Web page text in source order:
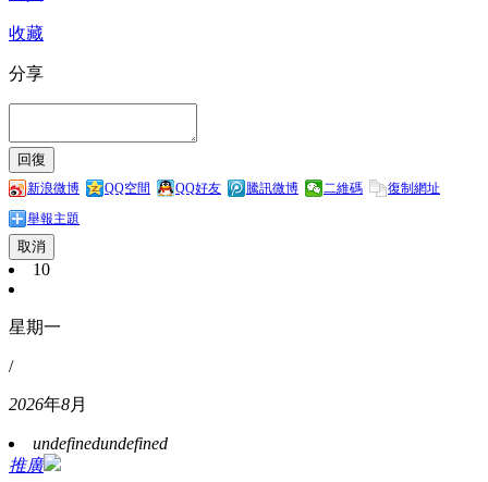
收藏
分享
新浪微博 QQ空間 QQ好友 騰訊微博 二維碼
復制網址
舉報主題
取消
10
星期一
/
2026年8月
undefinedundefined
推廣